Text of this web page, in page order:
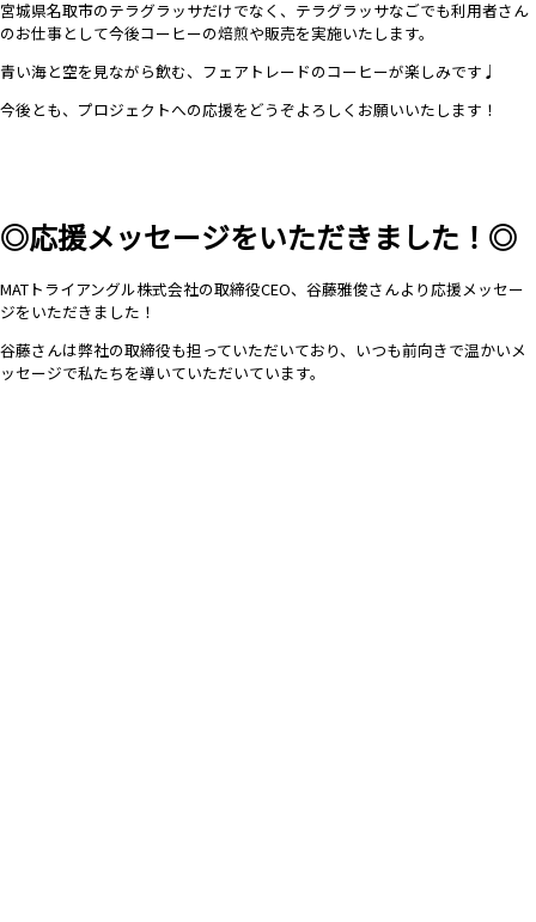
宮城県名取市のテラグラッサだけでなく、テラグラッサなごでも利用者さん
のお仕事として今後コーヒーの焙煎や販売を実施いたします。
青い海と空を見ながら飲む、フェアトレードのコーヒーが楽しみです♩
今後とも、プロジェクトへの応援をどうぞよろしくお願いいたします！
◎応援メッセージをいただきました！◎
MATトライアングル株式会社の取締役CEO、谷藤雅俊さんより応援メッセー
ジをいただきました！
谷藤さんは弊社の取締役も担っていただいており、いつも前向きで温かいメ
ッセージで私たちを導いていただいています。